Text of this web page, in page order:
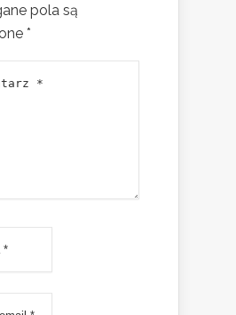
pola są
*